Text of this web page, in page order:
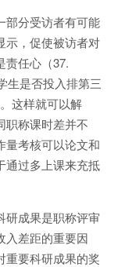
部分受访者有可能
示，促使被访者对
责任心（37.
生是否投入排第三
这样就可以解
职称课时差并不
量考核可以论文和
通过多上课来充抵
研成果是职称评审
入差距的重要因
重要科研成果的奖